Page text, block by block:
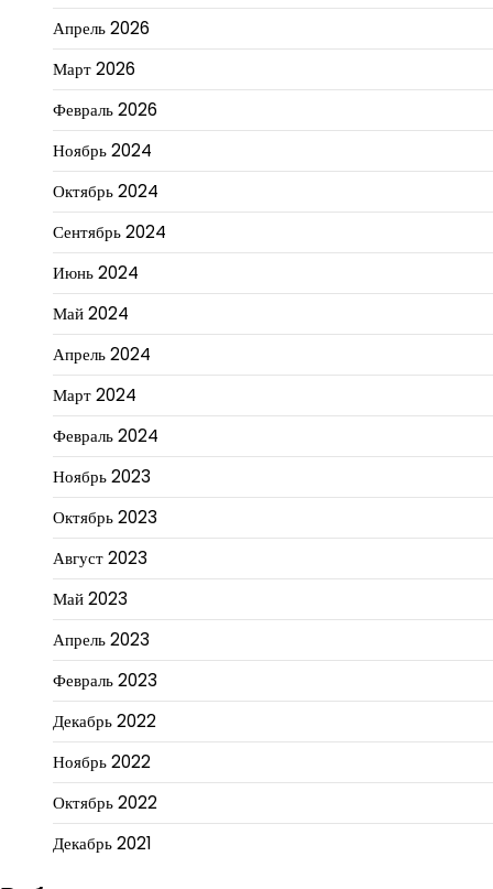
Апрель 2026
Март 2026
Февраль 2026
Ноябрь 2024
Октябрь 2024
Сентябрь 2024
Июнь 2024
Май 2024
Апрель 2024
Март 2024
Февраль 2024
Ноябрь 2023
Октябрь 2023
Август 2023
Май 2023
Апрель 2023
Февраль 2023
Декабрь 2022
Ноябрь 2022
Октябрь 2022
Декабрь 2021